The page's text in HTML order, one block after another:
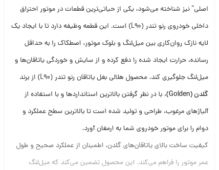
اصلی” نیز شناخته می‌شود، یکی از حیاتی‌ترین قطعات در موتور احتراق
داخلی خودروی رنو تندر (L90) است. این قطعه وظیفه دارد تا با ایجاد یک
لایه نازک روان‌کاری بین میل‌لنگ و بلوک موتور، اصطکاک را به حداقل
رسانده، حرارت ایجاد شده را دفع کرده و از سایش و خوردگی یاتاقان‌ها و
میل‌لنگ جلوگیری کند. محصول هلالی بغل یاتاقان رنو تندر (L90) از برند
گلدن (Golden)
، با در نظر گرفتن بالاترین استانداردها و با استفاده از
آلیاژهای مرغوب، طراحی و تولید شده است تا بالاترین سطح عملکرد و
دوام را برای موتور خودروی شما به ارمغان آورد.
کیفیت ساخت بالای یاتاقان‌های گلدن، اطمینان از عملکرد صحیح و طول
عمر موتور را فراهم می‌کند. این محصول تضمین می‌کند که میل‌لنگ